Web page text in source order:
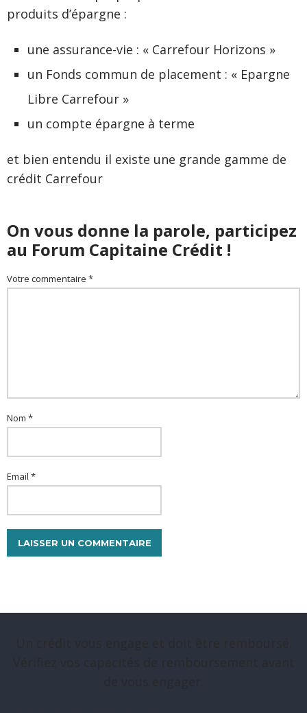
produits d’épargne :
une assurance-vie : « Carrefour Horizons »
un Fonds commun de placement : « Epargne
Libre Carrefour »
un compte épargne à terme
et bien entendu il existe une grande gamme de
crédit Carrefour
On vous donne la parole, participez
au Forum Capitaine Crédit !
Votre commentaire *
Nom *
Email *